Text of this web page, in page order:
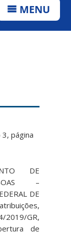
MENU
página
DE
–
DE
2019/GR,
de